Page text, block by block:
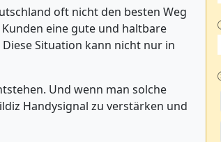
oft nicht den besten Weg
eine gute und haltbare
Situation kann nicht nur in
Und wenn man solche
Handysignal zu verstärken und